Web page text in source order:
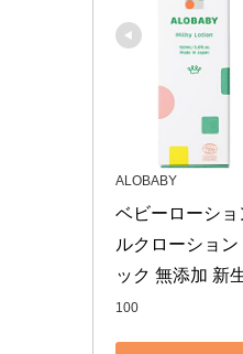
ALOBABY
ベビーローショ
ルクローショ
ック 無添加 新
100